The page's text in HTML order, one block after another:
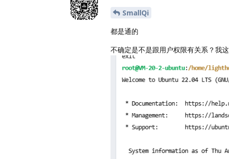
SmallQi
都是通的
不确定是不是跟用户权限有关系？我